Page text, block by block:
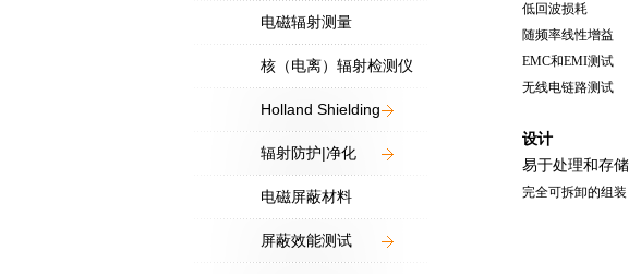
电磁辐射测量
核（电离）辐射检测仪
Holland Shielding
辐射防护|净化
电磁屏蔽材料
屏蔽效能测试
低回波损耗
随频率线性增益
EMC和EMI测试
无线电链路测试
设计
易于处理和存储
完全可拆卸的组装